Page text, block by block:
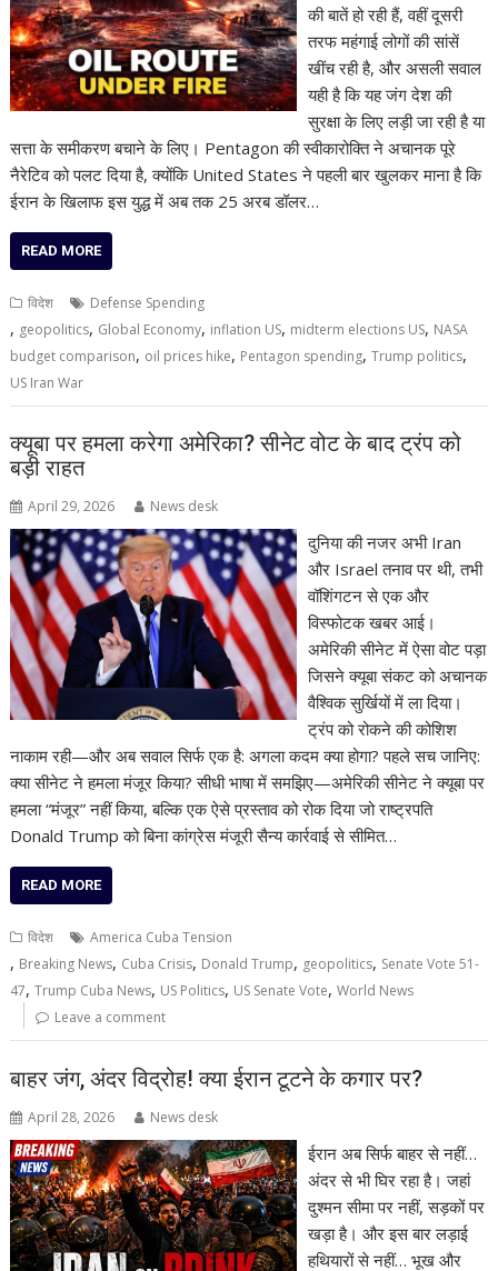
की बातें हो रही हैं, वहीं दूसरी
तरफ महंगाई लोगों की सांसें
खींच रही है, और असली सवाल
यही है कि यह जंग देश की
सुरक्षा के लिए लड़ी जा रही है या
सत्ता के समीकरण बचाने के लिए। Pentagon की स्वीकारोक्ति ने अचानक पूरे
नैरेटिव को पलट दिया है, क्योंकि United States ने पहली बार खुलकर माना है कि
ईरान के खिलाफ इस युद्ध में अब तक 25 अरब डॉलर…
READ MORE
विदेश Defense Spending
, geopolitics, Global Economy, inflation US, midterm elections US, NASA
budget comparison, oil prices hike, Pentagon spending,Trump politics,
US Iran War
क्यूबा पर हमला करेगा अमेरिका? सीनेट वोट के बाद ट्रंप को
बड़ी राहत
April 29, 2026 News desk
दुनिया की नजर अभी Iran
और Israel तनाव पर थी, तभी
वॉशिंगटन से एक और
विस्फोटक खबर आई।
अमेरिकी सीनेट में ऐसा वोट पड़ा
जिसने क्यूबा संकट को अचानक
वैश्विक सुर्खियों में ला दिया।
ट्रंप को रोकने की कोशिश
नाकाम रही—और अब सवाल सिर्फ एक है: अगला कदम क्या होगा? पहले सच जानिए:
क्या सीनेट ने हमला मंजूर किया? सीधी भाषा में समझिए—अमेरिकी सीनेट ने क्यूबा पर
हमला “मंजूर” नहीं किया, बल्कि एक ऐसे प्रस्ताव को रोक दिया जो राष्ट्रपति
Donald Trump को बिना कांग्रेस मंजूरी सैन्य कार्रवाई से सीमित…
READ MORE
विदेश America Cuba Tension
, Breaking News, Cuba Crisis, Donald Trump, geopolitics, Senate Vote 51-
47,Trump Cuba News, US Politics, US Senate Vote,World News
Leave a comment
बाहर जंग, अंदर विद्रोह! क्या ईरान टूटने के कगार पर?
April 28, 2026 News desk
ईरान अब सिर्फ बाहर से नहीं…
अंदर से भी घिर रहा है। जहां
दुश्मन सीमा पर नहीं, सड़कों पर
खड़ा है। और इस बार लड़ाई
हथियारों से नहीं… भूख और